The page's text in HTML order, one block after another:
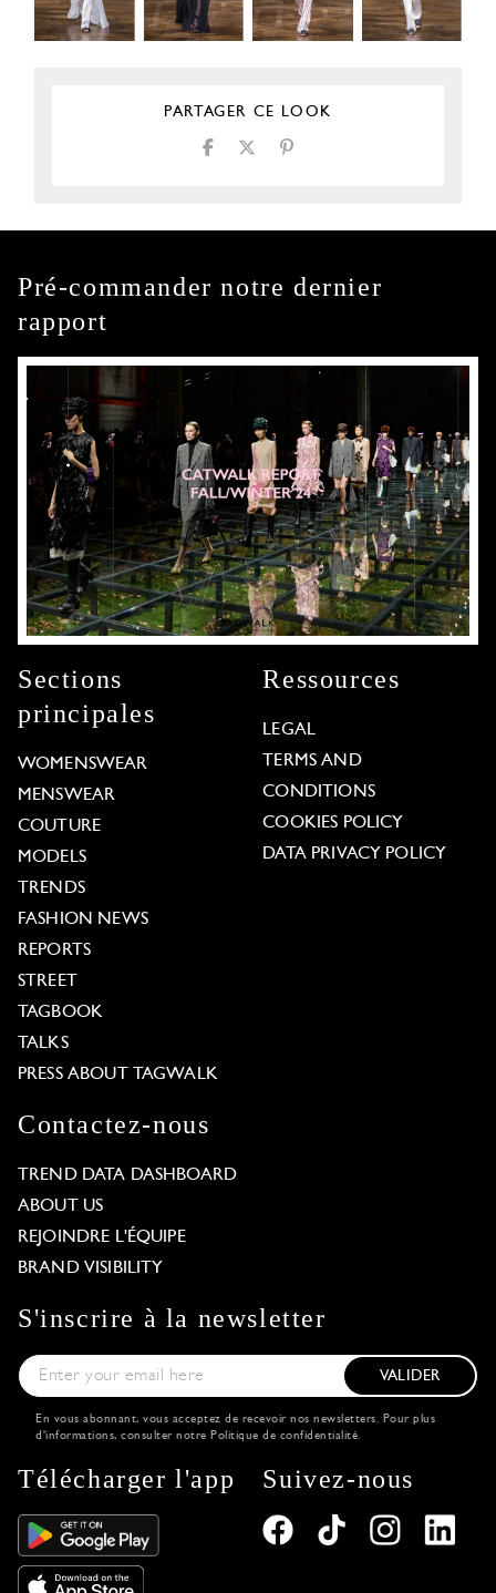
PARTAGER CE LOOK
Pré-commander notre dernier
rapport
Sections
principales
WOMENSWEAR
MENSWEAR
COUTURE
MODELS
TRENDS
FASHION NEWS
REPORTS
STREET
TAGBOOK
TALKS
PRESS ABOUT TAGWALK
Ressources
LEGAL
TERMS AND
CONDITIONS
COOKIES POLICY
DATA PRIVACY POLICY
Contactez-nous
TREND DATA DASHBOARD
ABOUT US
REJOINDRE L'ÉQUIPE
BRAND VISIBILITY
S'inscrire à la newsletter
VALIDER
En vous abonnant, vous acceptez de recevoir nos newsletters. Pour plus
d'informations, consulter notre Politique de confidentialité.
Télécharger l'app Suivez-nous